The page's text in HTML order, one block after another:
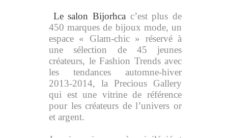
Le salon Bijorhca c’est plus de
450 marques de bijoux mode, un
espace « Glam-chic » réservé à
une sélection de 45 jeunes
créateurs, le Fashion Trends avec
les tendances automne-hiver
2013-2014, la Precious Gallery
qui est une vitrine de référence
pour les créateurs de l’univers or
et argent.